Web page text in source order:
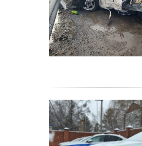
Происшествия